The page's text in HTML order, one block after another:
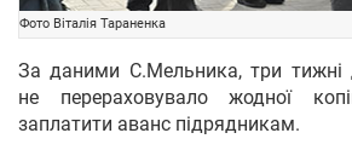
Фото Віталія Тараненка
За даними С.Мельника, три тижні
не перераховувало жодної
заплатити аванс підрядникам.